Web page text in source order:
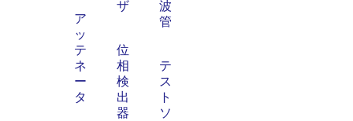
ア
ッ
テ
ネ
ー
タ
ザ
位
相
検
出
器
波
管
テ
ス
ト
ソ